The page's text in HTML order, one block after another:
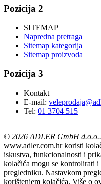
Pozicija 2
SITEMAP
Napredna pretraga
Sitemap kategorija
Sitemap proizvoda
Pozicija 3
Kontakt
E-mail:
Tel: 01 3704 515
© 2026 ADLER GmbH
www.adler.com.hr koristi
iskustva, funkcionalnosti i
kolačića mogu se kontrolirati
pregledniku. Nastavkom
korištenjem kolačića. Više o